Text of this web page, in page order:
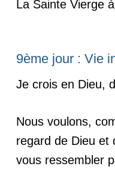
La Sainte Vierge
9ème jour : Vie
Je crois en Dieu,
Nous voulons,
regard de Dieu et
vous ressembler